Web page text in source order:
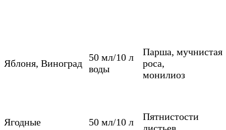
Яблоня, Виноград
50 мл/10 л
воды
Парша, мучнистая
роса,
монилиоз
Ягодные
50 мл/10 л
Пятнистости